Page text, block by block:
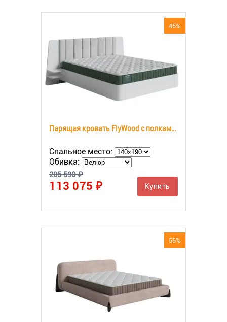
45%
Парящая кровать FlyWood с полками (береза)
Спальное место:
Обивка:
205 590 ₽
113 075 ₽ Купить
55%